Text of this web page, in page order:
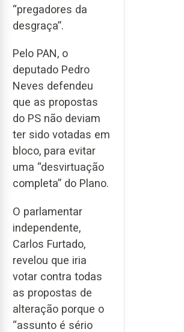
“pregadores da
desgraça”.
Pelo PAN, o
deputado Pedro
Neves defendeu
que as propostas
do PS não deviam
ter sido votadas em
bloco, para evitar
uma “desvirtuação
completa” do Plano.
O parlamentar
independente,
Carlos Furtado,
revelou que iria
votar contra todas
as propostas de
alteração porque o
“assunto é sério